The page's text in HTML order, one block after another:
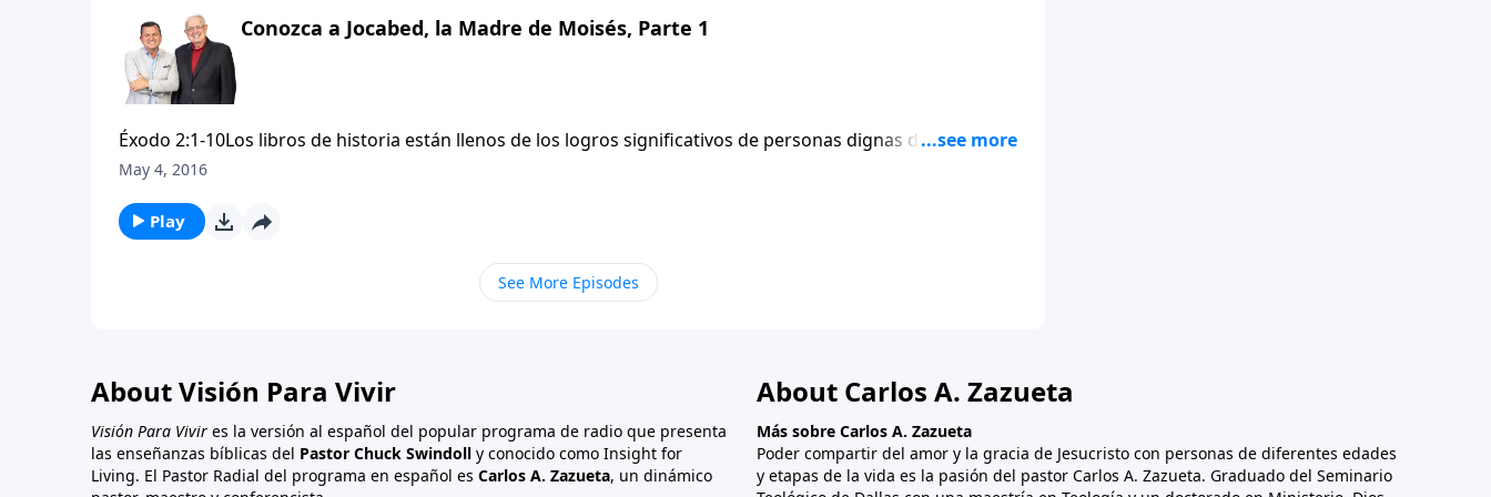
Conozca a Jocabed, la Madre de Moisés, Parte 1
Éxodo 2:1-10Los libros de historia están llenos de los logros significativos de personas dignas de
mencionar, hombres y mujeres que sirvieron con honor y dirigieron con sabiduría. ¿Pero quién los influyó
héroe de la Biblia, Moisés.
May 4, 2016
Play
See More Episodes
About Visión Para Vivir
Visión Para Vivir es la versión al español del popular programa de radio que presenta
las enseñanzas bíblicas del Pastor Chuck Swindoll y conocido como Insight for
Living. El Pastor Radial del programa en español es Carlos A. Zazueta, un dinámico
About Carlos A. Zazueta
Más sobre Carlos A. Zazueta
Poder compartir del amor y la gracia de Jesucristo con personas de diferentes edades
y etapas de la vida es la pasión del pastor Carlos A. Zazueta. Graduado del Seminario